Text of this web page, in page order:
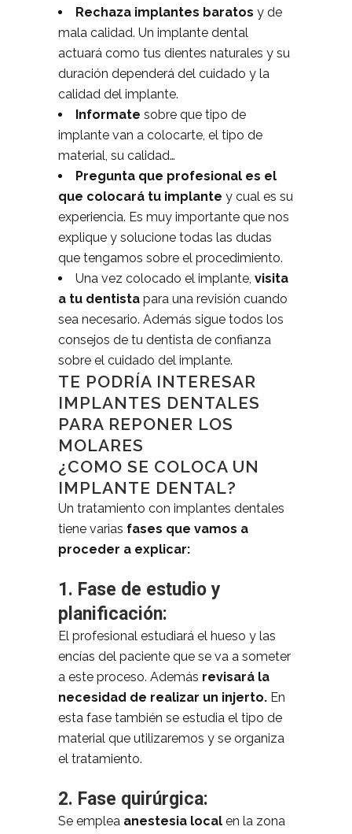
Rechaza implantes baratos y de
mala calidad. Un implante dental
actuará como tus dientes naturales y su
duración dependerá del cuidado y la
calidad del implante.
Informate sobre que tipo de
implante van a colocarte, el tipo de
material, su calidad…
Pregunta que profesional es el
que colocará tu implante y cual es su
experiencia. Es muy importante que nos
explique y solucione todas las dudas
que tengamos sobre el procedimiento.
Una vez colocado el implante, visita
a tu dentista para una revisión cuando
sea necesario. Además sigue todos los
consejos de tu dentista de confianza
sobre el cuidado del implante.
TE PODRÍA INTERESAR
IMPLANTES DENTALES
PARA REPONER LOS
MOLARES
¿COMO SE COLOCA UN
IMPLANTE DENTAL?
Un tratamiento con implantes dentales
tiene varias fases que vamos a
proceder a explicar:
1. Fase de estudio y
planificación:
El profesional estudiará el hueso y las
encías del paciente que se va a someter
a este proceso. Además revisará la
necesidad de realizar un injerto. En
esta fase también se estudia el tipo de
material que utilizaremos y se organiza
el tratamiento.
2. Fase quirúrgica:
Se emplea anestesia local en la zona